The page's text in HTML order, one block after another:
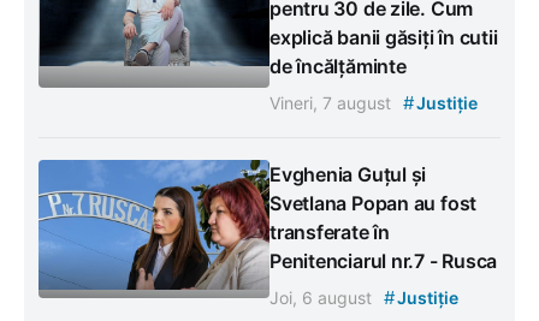
pentru 30 de zile. Cum
explică banii găsiți în cutii
de încălțăminte
Vineri, 7 august #Justiție
Evghenia Guțul și
Svetlana Popan au fost
transferate în
Penitenciarul nr.7 - Rusca
Joi, 6 august #Justiție